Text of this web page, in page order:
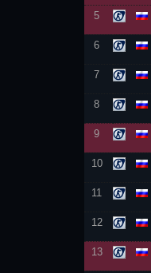
5
6
7
8
9
10
11
12
13